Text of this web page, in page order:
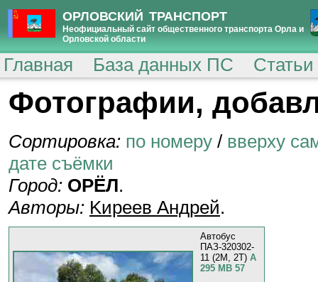
ОРЛОВСКИЙ ТРАНСПОРТ
Неофициальный сайт общественного транспорта Орла и
Орловской области
Главная База данных ПС
Фотографии,
Сортировка: по номеру / вверху
дате съёмки
Город: ОРЁЛ.
Авторы: Kиpeeв Aндpeй.
Автобус
ПАЗ-320302-
11 (2M, 2T) А
295 МВ 57